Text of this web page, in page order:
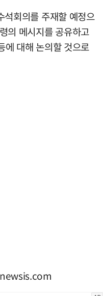
석회의를 주재할 예정으
의 메시지를 공유하고
에 대해 논의할 것으로